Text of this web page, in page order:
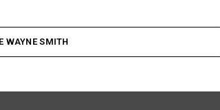
WAYNE SMITH